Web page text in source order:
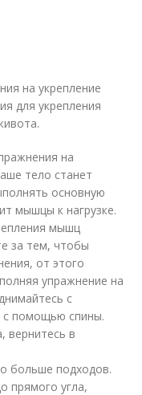
на укрепление
для укрепления
на
тело станет
основную
мышцы к нагрузке.
мышц
за тем, чтобы
от этого
упражнение на
с
помощью спины.
вернитесь в
больше подходов.
прямого угла,